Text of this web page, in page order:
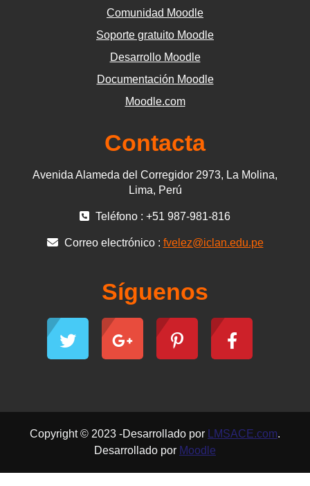
Comunidad Moodle
Soporte gratuito Moodle
Desarrollo Moodle
Documentación Moodle
Moodle.com
Contacta
Avenida Alameda del Corregidor 2973, La Molina,
Lima, Perú
Teléfono : +51 987-981-816
Correo electrónico : fvelez@iclan.edu.pe
Síguenos
Copyright © 2023 -Desarrollado por LMSACE.com.
Desarrollado por Moodle